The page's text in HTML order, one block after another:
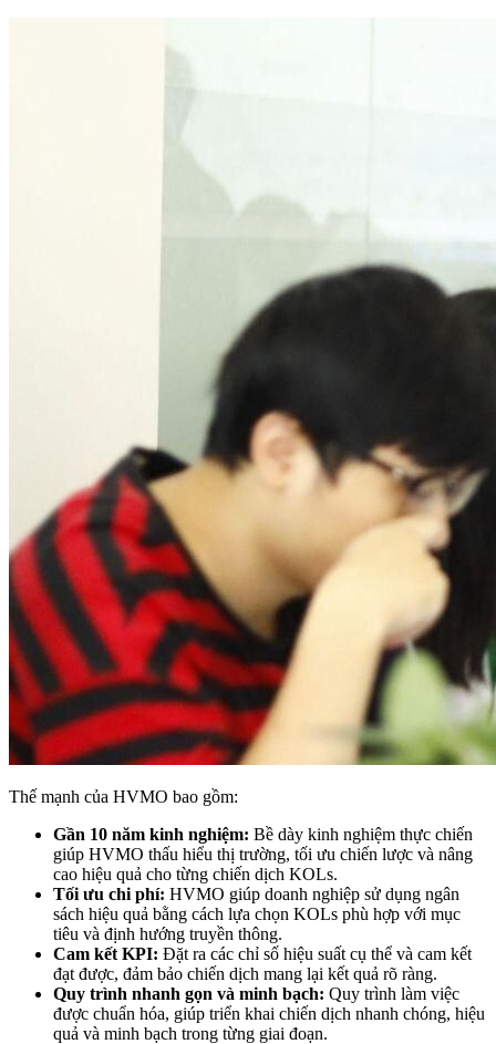
Thế mạnh của HVMO bao gồm:
Gần 10 năm kinh nghiệm: Bề dày kinh nghiệm thực chiến
giúp HVMO thấu hiểu thị trường, tối ưu chiến lược và nâng
cao hiệu quả cho từng chiến dịch KOLs.
Tối ưu chi phí: HVMO giúp doanh nghiệp sử dụng ngân
sách hiệu quả bằng cách lựa chọn KOLs phù hợp với mục
tiêu và định hướng truyền thông.
Cam kết KPI: Đặt ra các chỉ số hiệu suất cụ thể và cam kết
đạt được, đảm bảo chiến dịch mang lại kết quả rõ ràng.
Quy trình nhanh gọn và minh bạch: Quy trình làm việc
được chuẩn hóa, giúp triển khai chiến dịch nhanh chóng, hiệu
quả và minh bạch trong từng giai đoạn.